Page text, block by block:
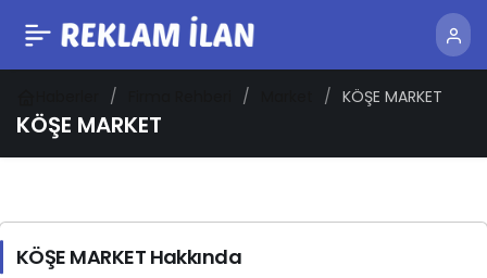
KÖŞE MARKET
KÖŞE MARKET
KÖŞE MARKET Hakkında